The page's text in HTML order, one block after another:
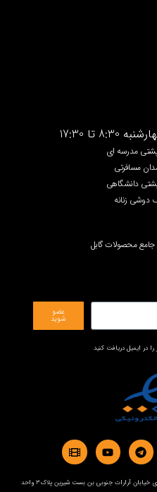
تا 17:30
پشتی مدرسه ای
مسافرتی
دانشگاهی
دوشی زنانه
جامع محصولات گابل
عضو
شوید
در ایمیل دریافت کنید
آدرس : میدان ونک خیابان خدامی بعد از پل کردستان انتهای خیابان آرارات جنوبی بن بست شیرین پلاک3 واحد